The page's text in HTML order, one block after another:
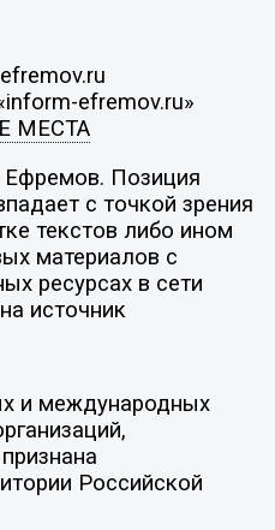
efremov.ru»
МЕСТА
Позиция
с точкой зрения
текстов либо ином
материалов с
ресурсах в сети
источник
и международных
Российской